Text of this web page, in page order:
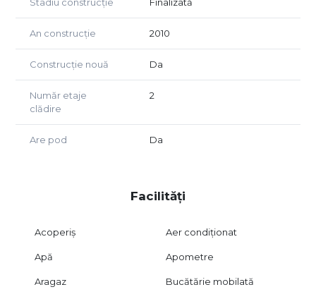
Dublă orientare est–vest, ce asigură lumină naturală pe
tot parcursul zilei
Zonă verde, liniștită, ideală pentru familii
Parcare facilă în proximitatea imobilului
Pentru mai multe informații sau pentru programarea unei
An construcție 2010
Construcție nouă Da
Număr etaje
clădire
2
Are pod Da
Facilități
Acoperiș Aer condiționat
Apă Apometre
Aragaz Bucătărie mobilată